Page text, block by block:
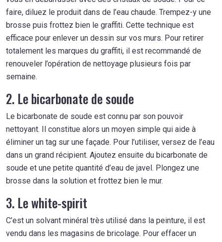
faire, diluez le produit dans de l’eau chaude. Trempez-y une
brosse puis frottez bien le graffiti. Cette technique est
efficace pour enlever un dessin sur vos murs. Pour retirer
totalement les marques du graffiti, il est recommandé de
renouveler l’opération de nettoyage plusieurs fois par
semaine.
2. Le bicarbonate de soude
Le bicarbonate de soude est connu par son pouvoir
nettoyant. Il constitue alors un moyen simple qui aide à
éliminer un tag sur une façade. Pour l’utiliser, versez de l’eau
dans un grand récipient. Ajoutez ensuite du bicarbonate de
soude et une petite quantité d’eau de javel. Plongez une
brosse dans la solution et frottez bien le mur.
3. Le white-spirit
C’est un solvant minéral très utilisé dans la peinture, il est
vendu dans les magasins de bricolage. Pour effacer un